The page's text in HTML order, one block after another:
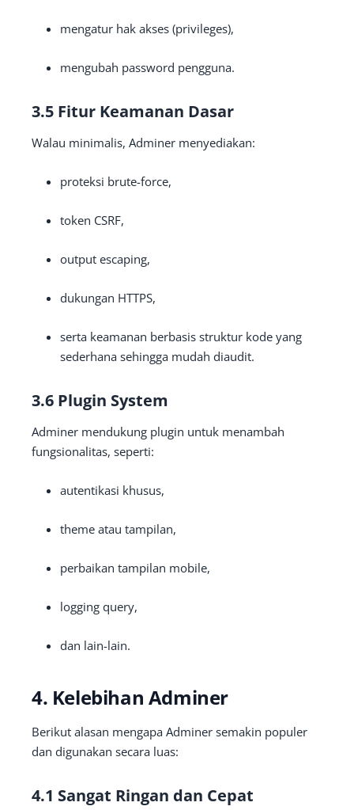
mengatur hak akses (privileges),
mengubah password pengguna.
3.5 Fitur Keamanan Dasar
Walau minimalis, Adminer menyediakan:
proteksi brute-force,
token CSRF,
output escaping,
dukungan HTTPS,
serta keamanan berbasis struktur kode yang
sederhana sehingga mudah diaudit.
3.6 Plugin System
Adminer mendukung plugin untuk menambah
fungsionalitas, seperti:
autentikasi khusus,
theme atau tampilan,
perbaikan tampilan mobile,
logging query,
dan lain-lain.
4. Kelebihan Adminer
Berikut alasan mengapa Adminer semakin populer
dan digunakan secara luas:
4.1 Sangat Ringan dan Cepat